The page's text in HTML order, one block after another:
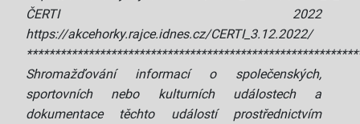
ČERTI 2022
https://akcehorky.rajce.idnes.cz/CERTI_3.12.2022/
Shromažďování informací o společenských,
sportovních nebo kulturních událostech a
dokumentace těchto událostí prostřednictvím